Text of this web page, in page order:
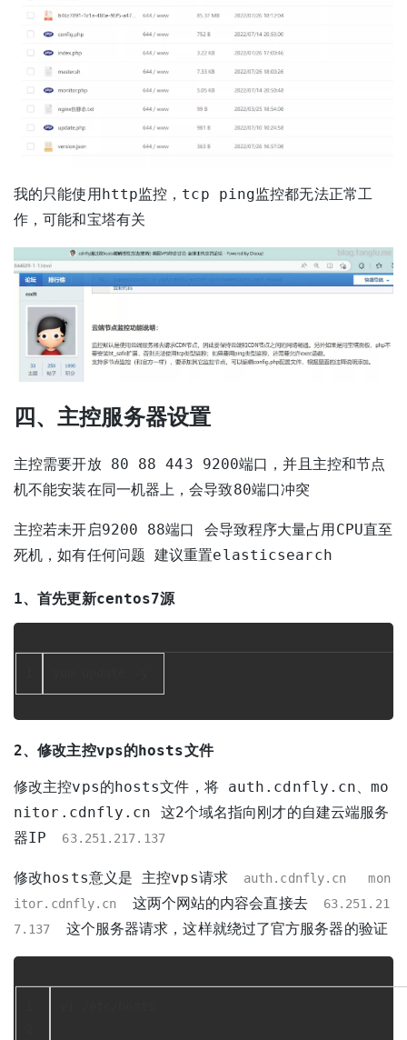
我的只能使用http监控，tcp ping监控都无法正常工
作，可能和宝塔有关
四、主控服务器设置
主控需要开放 80 88 443 9200端口，并且主控和节点
机不能安装在同一机器上，会导致80端口冲突
主控若未开启9200 88端口 会导致程序大量占用CPU直至
死机，如有任何问题 建议重置elasticsearch
1、首先更新centos7源
2、修改主控vps的hosts文件
修改主控vps的hosts文件，将 auth.cdnfly.cn、mo
nitor.cdnfly.cn 这2个域名指向刚才的自建云端服务
器IP
63.251.217.137
修改hosts意义是 主控vps请求 auth.cdnfly.cn
mon
itor.cdnfly.cn
这两个网站的内容会直接去
63.251.21
7.137
这个服务器请求，这样就绕过了官方服务器的验证